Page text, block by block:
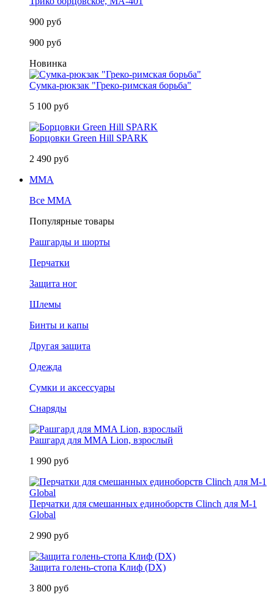
900 руб
900 руб
Новинка
Сумка-рюкзак "Греко-римская борьба"
5 100 руб
Борцовки Green Hill SPARK
2 490 руб
MMA
Все MMA
Популярные товары
Рашгарды и шорты
Перчатки
Защита ног
Шлемы
Бинты и капы
Другая защита
Одежда
Сумки и аксессуары
Снаряды
Рашгард для MMA Lion, взрослый
1 990 руб
Перчатки для смешанных единоборств Clinch для M-1
Global
2 990 руб
Защита голень-стопа Клиф (DX)
3 800 руб